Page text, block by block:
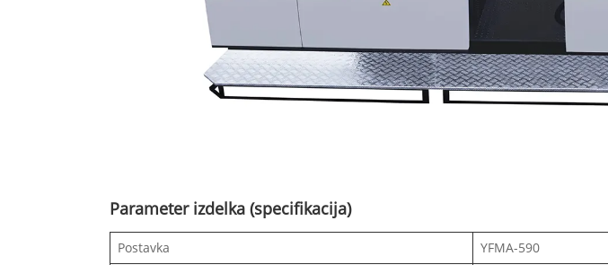
Parameter izdelka (specifikacija)
Postavka YFMA-590